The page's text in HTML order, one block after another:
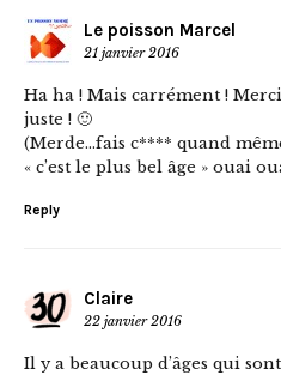
Le poisson Marcel
21 janvier 2016
Ha ha ! Mais carrément !
juste ! 🙂
(Merde…fais c**** quand
« c’est le plus bel âge » ouai
Reply
Claire
22 janvier 2016
Il y a beaucoup d’âges qui